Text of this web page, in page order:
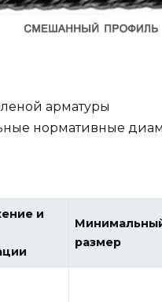
арматуры
нормативные
и
размер